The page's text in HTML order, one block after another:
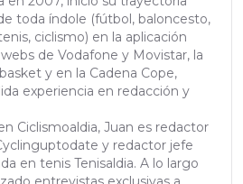
toda índole (fútbol, baloncesto,
ciclismo) en la aplicación
de Vodafone y Movistar, la
y en la Cadena Cope,
experiencia en redacción y
Ciclismoaldia, Juan es redactor
y redactor jefe
en tenis Tenisaldia. A lo largo